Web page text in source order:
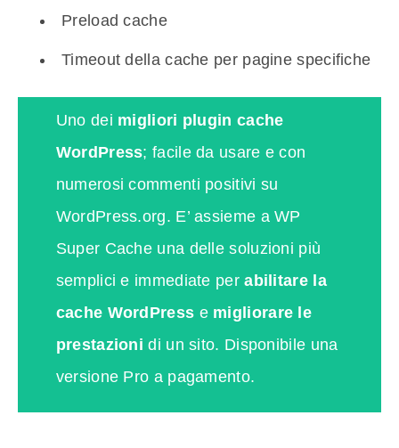
Preload cache
Timeout della cache per pagine specifiche
Uno dei migliori plugin cache
WordPress; facile da usare e con
numerosi commenti positivi su
WordPress.org. E’ assieme a WP
Super Cache una delle soluzioni più
semplici e immediate perabilitare la
cache WordPress e migliorare le
prestazionidi un sito. Disponibile una
versione Pro a pagamento.